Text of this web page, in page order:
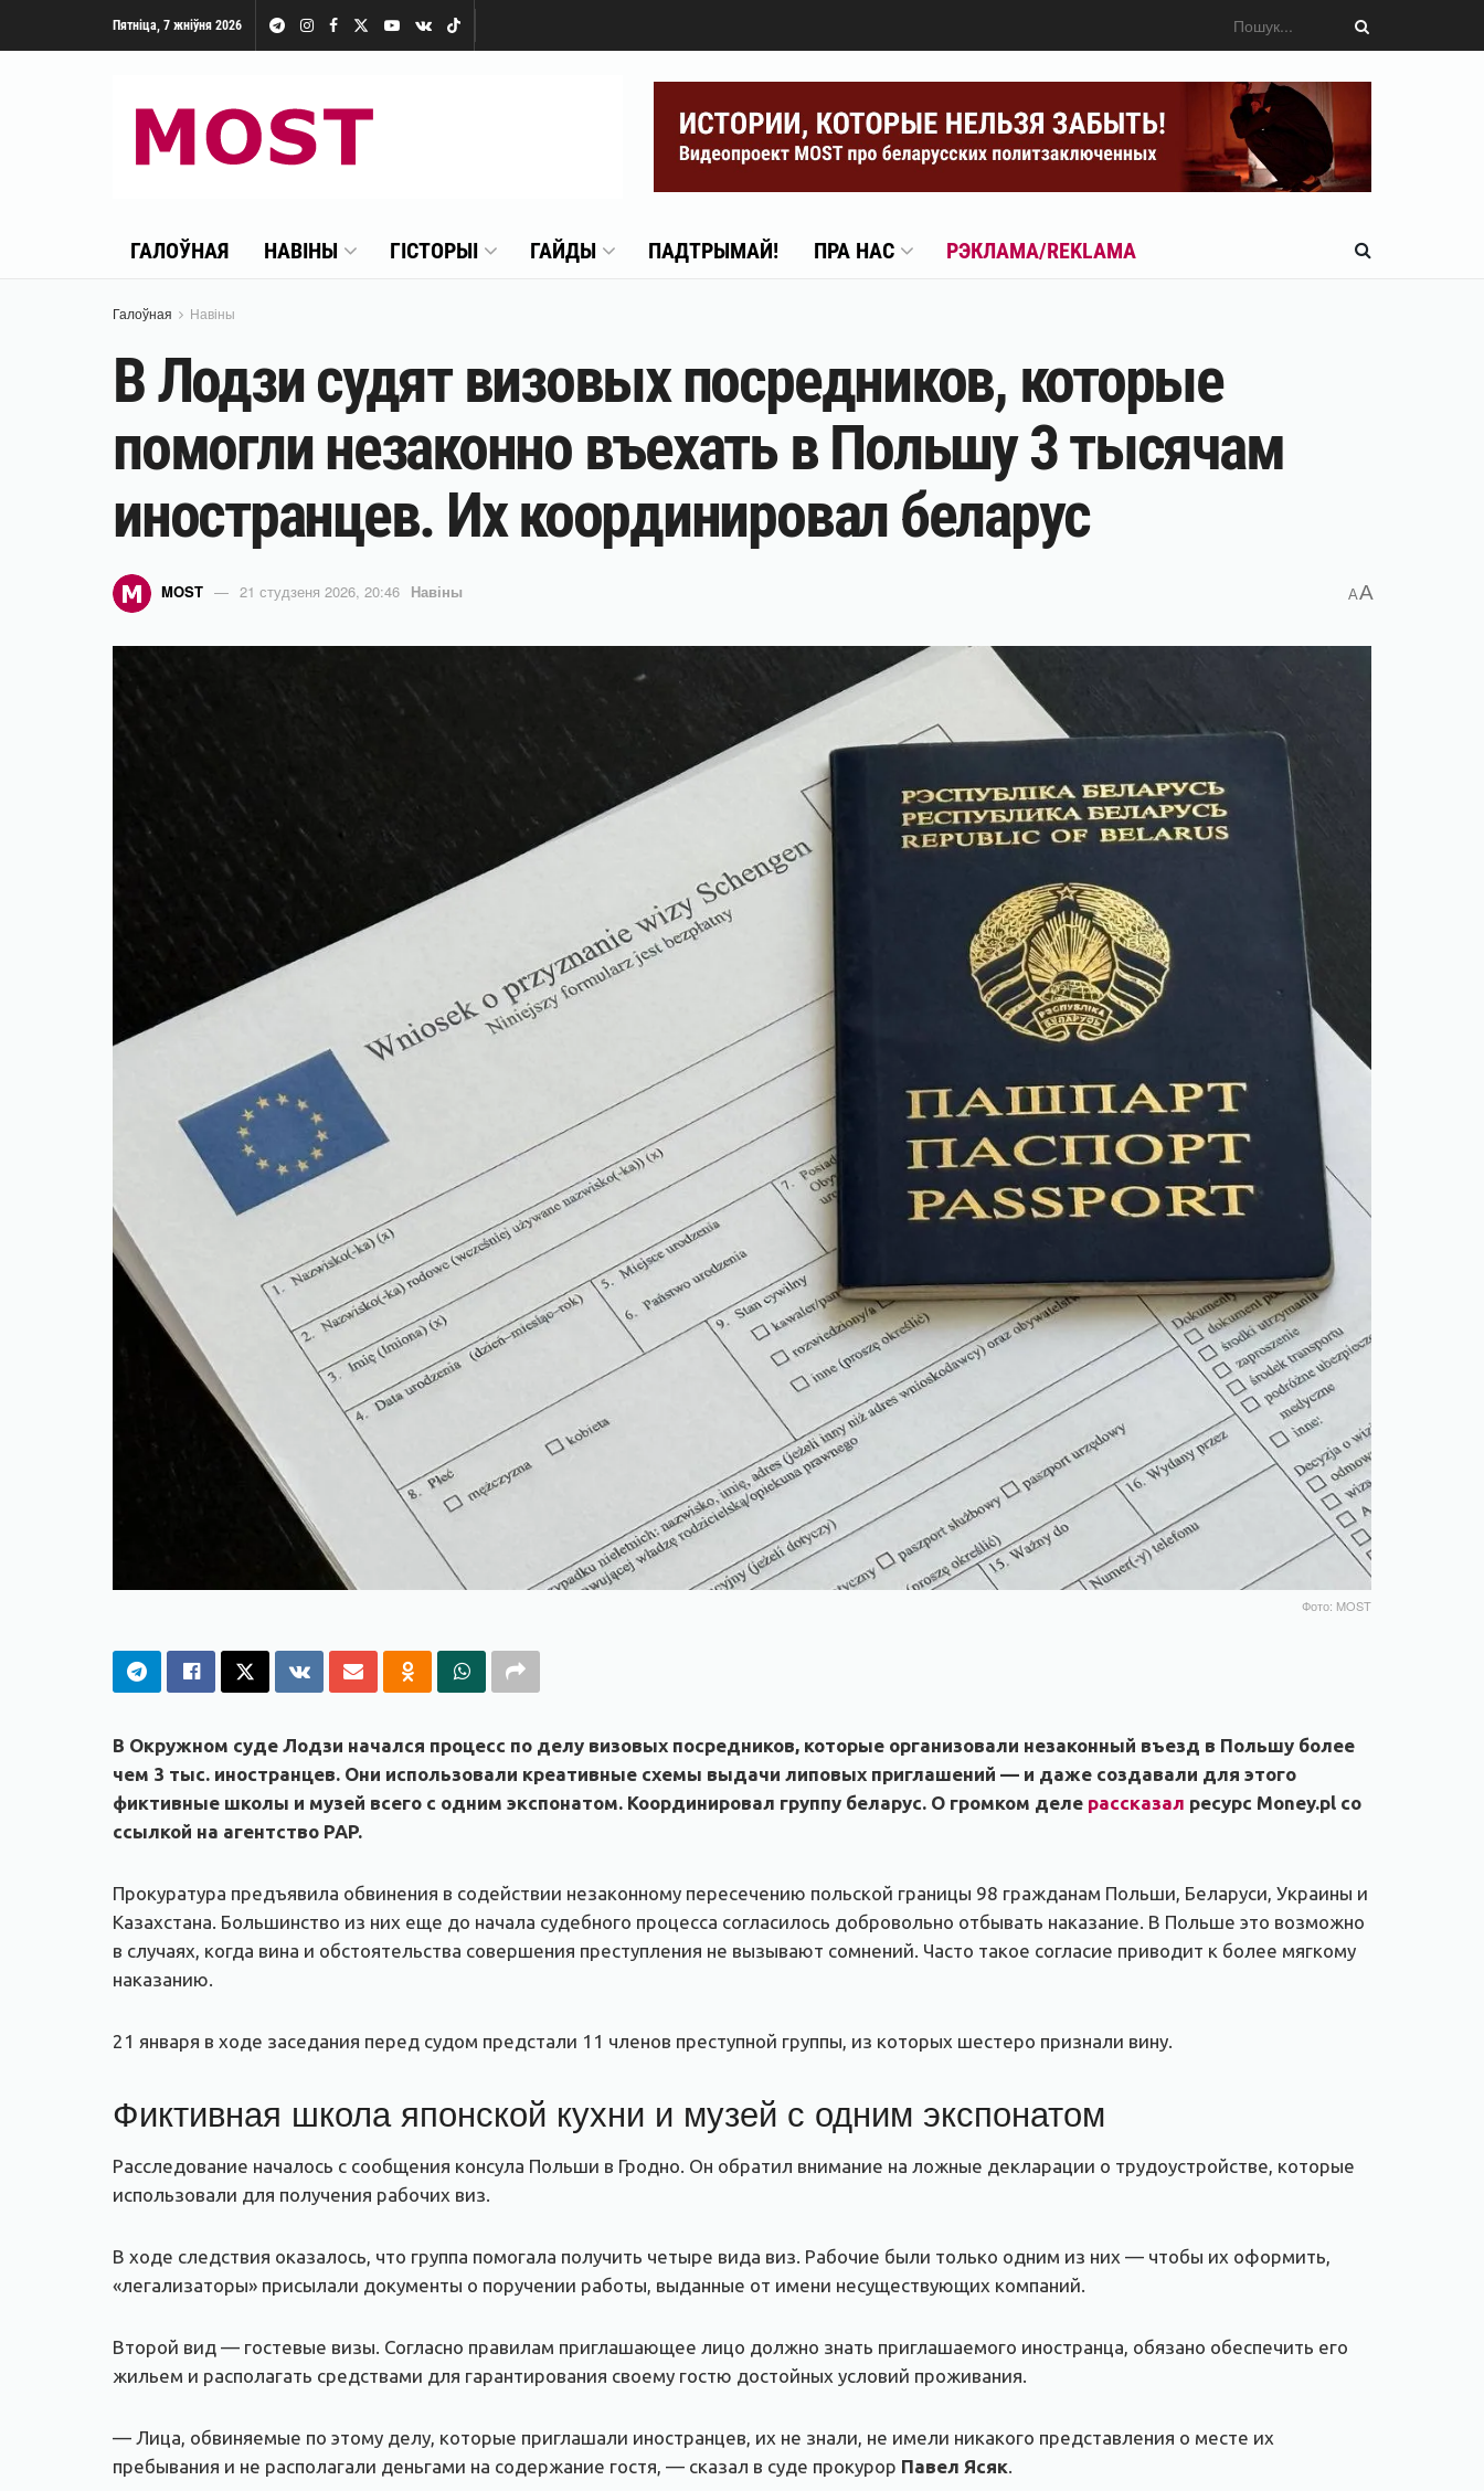
Пятніца, 7 жніўня 2026
ГАЛОЎНАЯ НАВІНЫ ГІСТОРЫІ ГАЙДЫ ПАДТРЫМАЙ! ПРА НАС РЭКЛАМА/REKLAMA
Галоўная Навіны
В Лодзи судят визовых посредников, которые
помогли незаконно въехать в Польшу 3 тысячам
иностранцев. Их координировал беларус
MOST 21 студзеня 2026, 20:46 Навіны AA
Фото: MOST
В Окружном суде Лодзи начался процесс по делу визовых посредников, которые организовали незаконный въезд в Польшу более
чем 3 тыс. иностранцев. Они использовали креативные схемы выдачи липовых приглашений — и даже создавали для этого
фиктивные школы и музей всего с одним экспонатом. Координировал группу беларус. О громком деле рассказал ресурс Money.pl со
ссылкой на агентство PAP.
Прокуратура предъявила обвинения в содействии незаконному пересечению польской границы 98 гражданам Польши, Беларуси, Украины и
Казахстана. Большинство из них еще до начала судебного процесса согласилось добровольно отбывать наказание. В Польше это возможно
в случаях, когда вина и обстоятельства совершения преступления не вызывают сомнений. Часто такое согласие приводит к более мягкому
наказанию.
21 января в ходе заседания перед судом предстали 11 членов преступной группы, из которых шестеро признали вину.
Фиктивная школа японской кухни и музей с одним экспонатом
Расследование началось с сообщения консула Польши в Гродно. Он обратил внимание на ложные декларации о трудоустройстве, которые
использовали для получения рабочих виз.
В ходе следствия оказалось, что группа помогала получить четыре вида виз. Рабочие были только одним из них — чтобы их оформить,
«легализаторы» присылали документы о поручении работы, выданные от имени несуществующих компаний.
Второй вид — гостевые визы. Согласно правилам приглашающее лицо должно знать приглашаемого иностранца, обязано обеспечить его
жильем и располагать средствами для гарантирования своему гостю достойных условий проживания.
— Лица, обвиняемые по этому делу, которые приглашали иностранцев, их не знали, не имели никакого представления о месте их
пребывания и не располагали деньгами на содержание гостя, — сказал в суде прокурор Павел Ясяк